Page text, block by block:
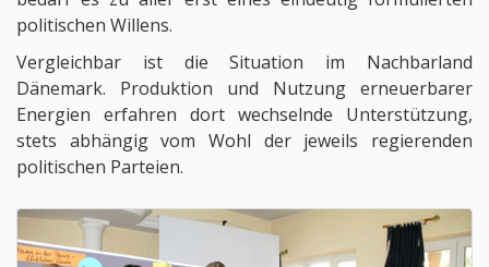
politischen Willens.
Vergleichbar ist die Situation im Nachbarland
Dänemark. Produktion und Nutzung erneuerbarer
Energien erfahren dort wechselnde Unterstützung,
stets abhängig vom Wohl der jeweils regierenden
politischen Parteien.